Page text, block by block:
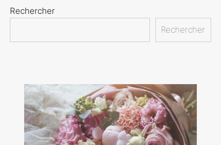
Rechercher
Rechercher